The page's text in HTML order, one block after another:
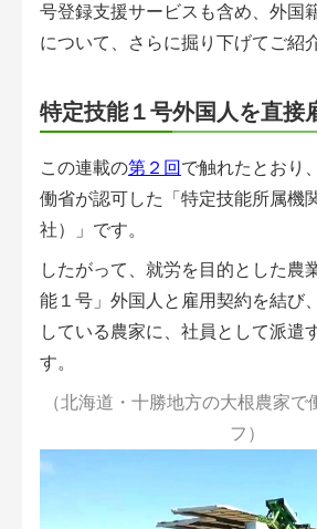
相談できる
コラム・事例集
号登録支援サービスも含め、外国
について、さらに掘り下げてご紹
特定技能１号外国人を直接
この連載の第２回 で触れたとおり
働省が認可した「特定技能所属機
社）」です。
したがって、就労を目的とした農
能１号」外国人と雇用契約を結び
している農家に、社員として派遣
す。
（北海道・十勝地方の大根農家で
フ）